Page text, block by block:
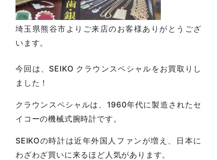
埼玉県熊谷市よりご来店のお客様ありがとうござ
います。
今回は、SEIKO クラウンスペシャルをお買取りし
ました！
クラウンスペシャルは、1960年代に製造されたセ
イコーの機械式腕時計です。
SEIKOの時計は近年外国人ファンが増え、日本に
わざわざ買いに来るほど人気があります。